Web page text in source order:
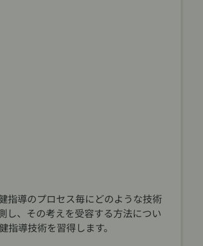
指導のプロセス毎にどのような技術
し、その考えを受容する方法につい
導技術を習得します。